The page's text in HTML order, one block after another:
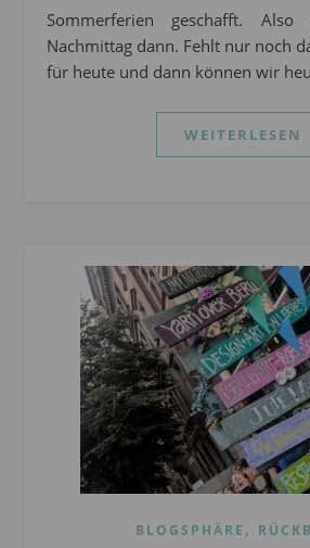
Sommerferien geschafft.
Nachmittag dann. Fehlt nur noch
für heute und dann können wir
WEITERLESEN
BLOGSPHÄRE ,